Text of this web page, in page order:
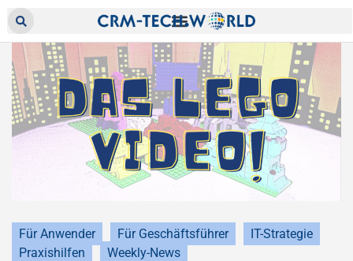
Für Anwender Für Geschäftsführer
IT-Strategie
Praxishilfen
Weekly-News